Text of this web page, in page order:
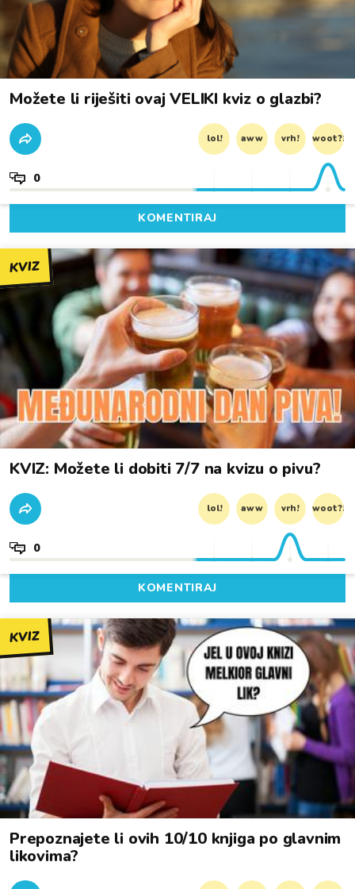
Možete li riješiti ovaj VELIKI kviz o glazbi?
lol! aww vrh! woot?!
0
KOMENTIRAJ
KVIZ
KVIZ: Možete li dobiti 7/7 na kvizu o pivu?
lol! aww vrh! woot?!
0
KOMENTIRAJ
KVIZ
Prepoznajete li ovih 10/10 knjiga po glavnim
likovima?